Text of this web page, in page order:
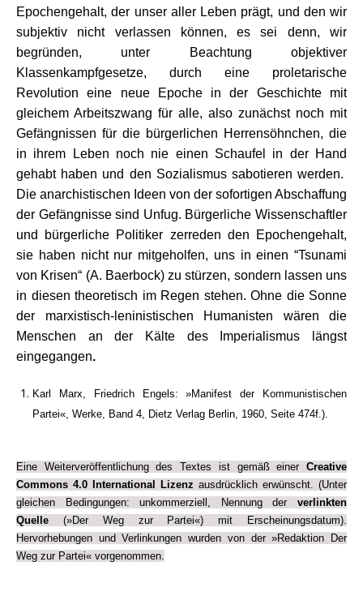
Epochengehalt, der unser aller Leben prägt, und den wir
subjektiv nicht verlassen können, es sei denn, wir
begründen, unter Beachtung objektiver
Klassenkampfgesetze, durch eine proletarische
Revolution eine neue Epoche in der Geschichte mit
gleichem Arbeitszwang für alle, also zunächst noch mit
Gefängnissen für die bürgerlichen Herrensöhnchen, die
in ihrem Leben noch nie einen Schaufel in der Hand
gehabt haben und den Sozialismus sabotieren werden.
Die anarchistischen Ideen von der sofortigen Abschaffung
der Gefängnisse sind Unfug. Bürgerliche Wissenschaftler
und bürgerliche Politiker zerreden den Epochengehalt,
sie haben nicht nur mitgeholfen, uns in einen “Tsunami
von Krisen“ (A. Baerbock) zu stürzen, sondern lassen uns
in diesen theoretisch im Regen stehen. Ohne die Sonne
der marxistisch-leninistischen Humanisten wären die
Menschen an der Kälte des Imperialismus längst
eingegangen.
Karl Marx, Friedrich Engels: »Manifest der Kommunistischen
Partei«, Werke, Band 4, Dietz Verlag Berlin, 1960, Seite 474f.).
Eine Weiterveröffentlichung des Textes ist gemäß einer Creative
Commons 4.0 International Lizenz ausdrücklich erwünscht. (Unter
gleichen Bedingungen: unkommerziell, Nennung der verlinkten
Quelle (»Der Weg zur Partei«) mit Erscheinungsdatum).
Hervorhebungen und Verlinkungen wurden von der »Redaktion Der
Weg zur Partei« vorgenommen.